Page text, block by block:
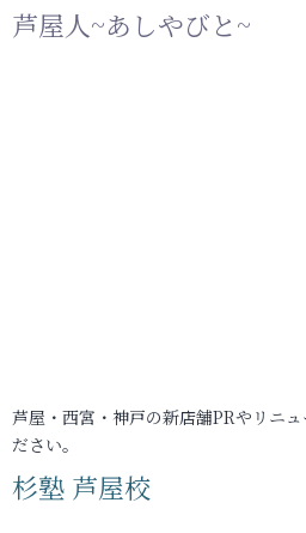
芦屋人~あしやびと~
芦屋・西宮・神戸の新店舗PRやリニ
ださい。
杉塾 芦屋校